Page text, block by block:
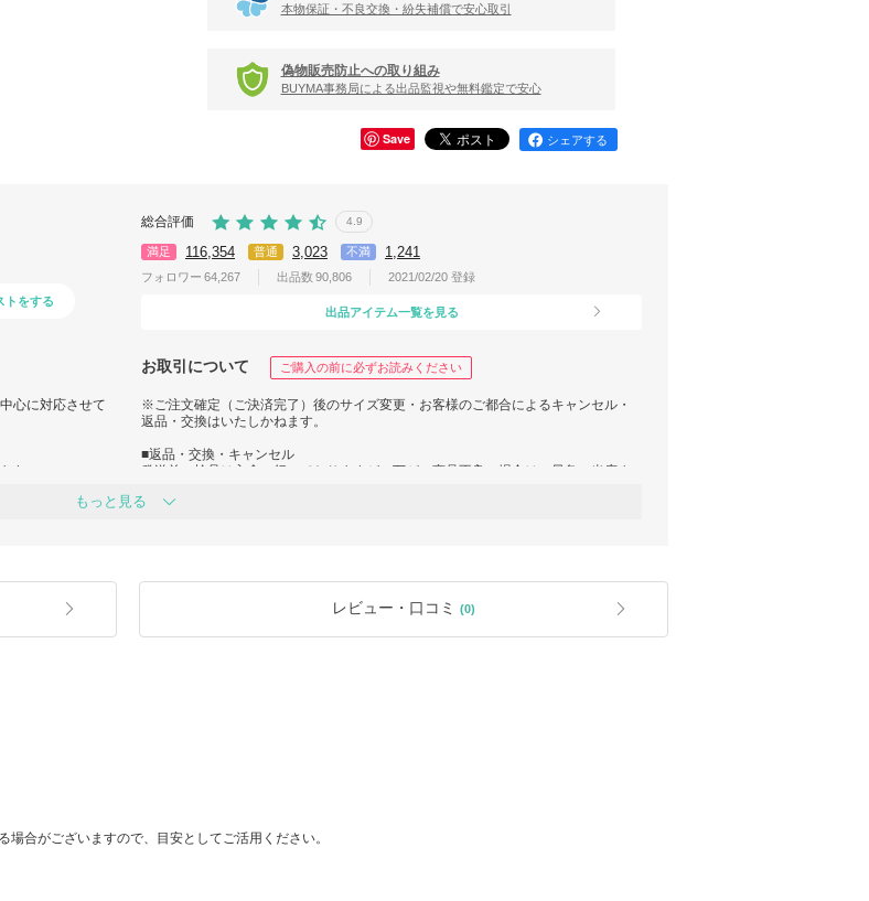
本物保証・不良交換・紛失補償で安心取引
偽物販売防止への取り組み
BUYMA事務局による出品監視や無料鑑定で安心
Save シェアする
トをする
総合評価 4.9
満足 116,354 普通 3,023 不満 1,241
フォロワー 64,267 出品数 90,806 2021/02/20 登録
出品アイテム一覧を見る
お取引について ご購入の前に必ずお読みください
心に対応させて
す。
キャンセルは一
ございます。
求めください。
※ご注文確定（ご決済完了）後のサイズ変更・お客様のご都合によるキャンセル・
返品・交換はいたしかねます。
■返品・交換・キャンセル
発送前の検品は入念に行っておりますが、万が一商品不良の場合は、早急に当店ま
商品不良の場合、商品到着日から7日以内にご連絡ください。
ているラベル・ブランド名が記載されているもの)を紛失、破損してしまった場合
・タグの切り離し、付属品、保証書を紛失してしまった
・色やイメージ違い、サイズが合わない、ご注文のお間違いなど、お客様のご都合
・下着、水着、ピアスなどの衛生品
・土日祝日（韓国の祝日）
もっと見る
レビュー・口コミ (0)
場合がございますので、目安としてご活用ください。